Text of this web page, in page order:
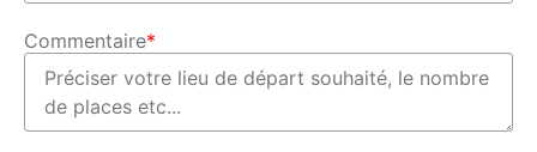
Commentaire*